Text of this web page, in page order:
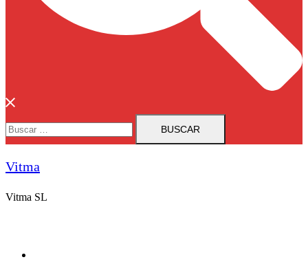
Buscar:
Vitma
Vitma SL